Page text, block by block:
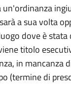
a sua volta
dove è
titolo
in mancanza
(termine di